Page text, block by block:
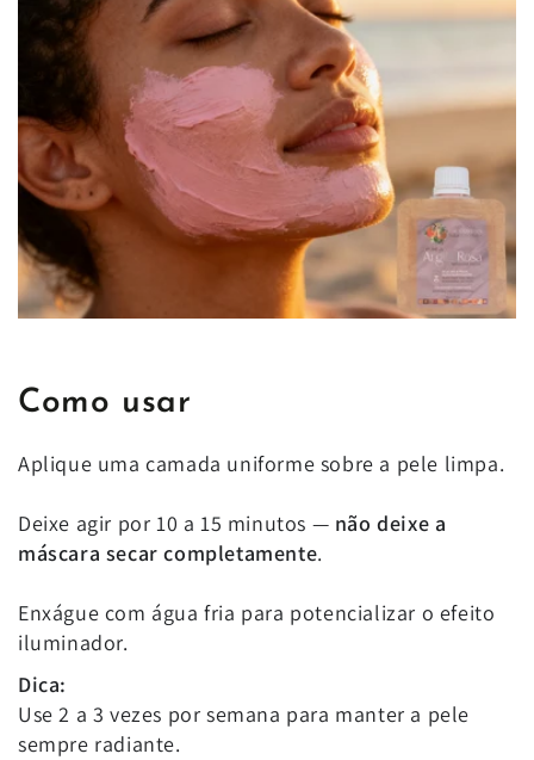
Como usar
Aplique uma camada uniforme sobre a pele limpa.
Deixe agir por 10 a 15 minutos — não deixe a
máscara secar completamente.
Enxágue com água fria para potencializar o efeito
iluminador.
Dica:
Use 2 a 3 vezes por semana para manter a pele
sempre radiante.